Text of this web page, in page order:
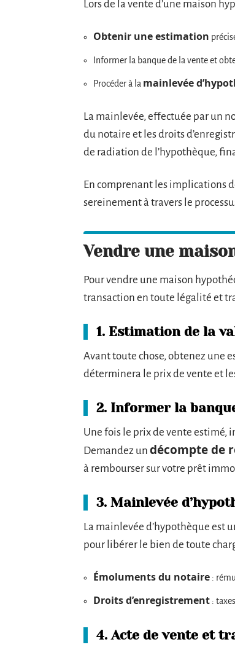
Lors de la vente d’une maison
Obtenir une estimation
Informer la banque de la vente et
Procéder à la mainlevée
La mainlevée, effectuée par un
du notaire et les droits
de radiation de l’hypothèque,
En comprenant les implications
sereinement à travers le
Vendre une
Pour vendre une maison
transaction en toute légalité et
1. Estimation de la
Avant toute chose, obtenez une
déterminera le prix de vente et
2. Informer la
Une fois le prix de vente estimé,
Demandez un décompte de
à rembourser sur votre prêt
3. Mainlevée
La mainlevée d’hypothèque est
pour libérer le bien de toute
Émoluments du notaire :
Droits d’enregistrement :
4. Acte de vente et